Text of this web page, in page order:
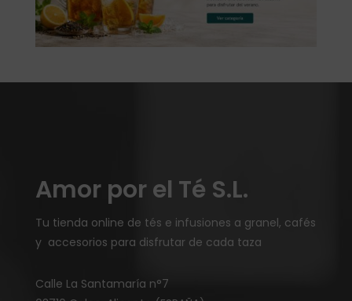
Amor por el Té S.L.
Tu tienda online de tés e infusiones a granel, cafés
y accesorios para disfrutar de cada taza
Calle La Santamaría n°7